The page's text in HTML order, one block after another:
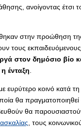
ανοίγοντας έτσι
στην προώθηση
τους
στον δημόσιο βίο
ένταξη
ευρύτερο κοινό κατά τη
θα πραγματοποιηθεί
θα
, τους